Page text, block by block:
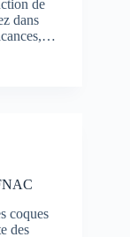
de
dans
coques
des